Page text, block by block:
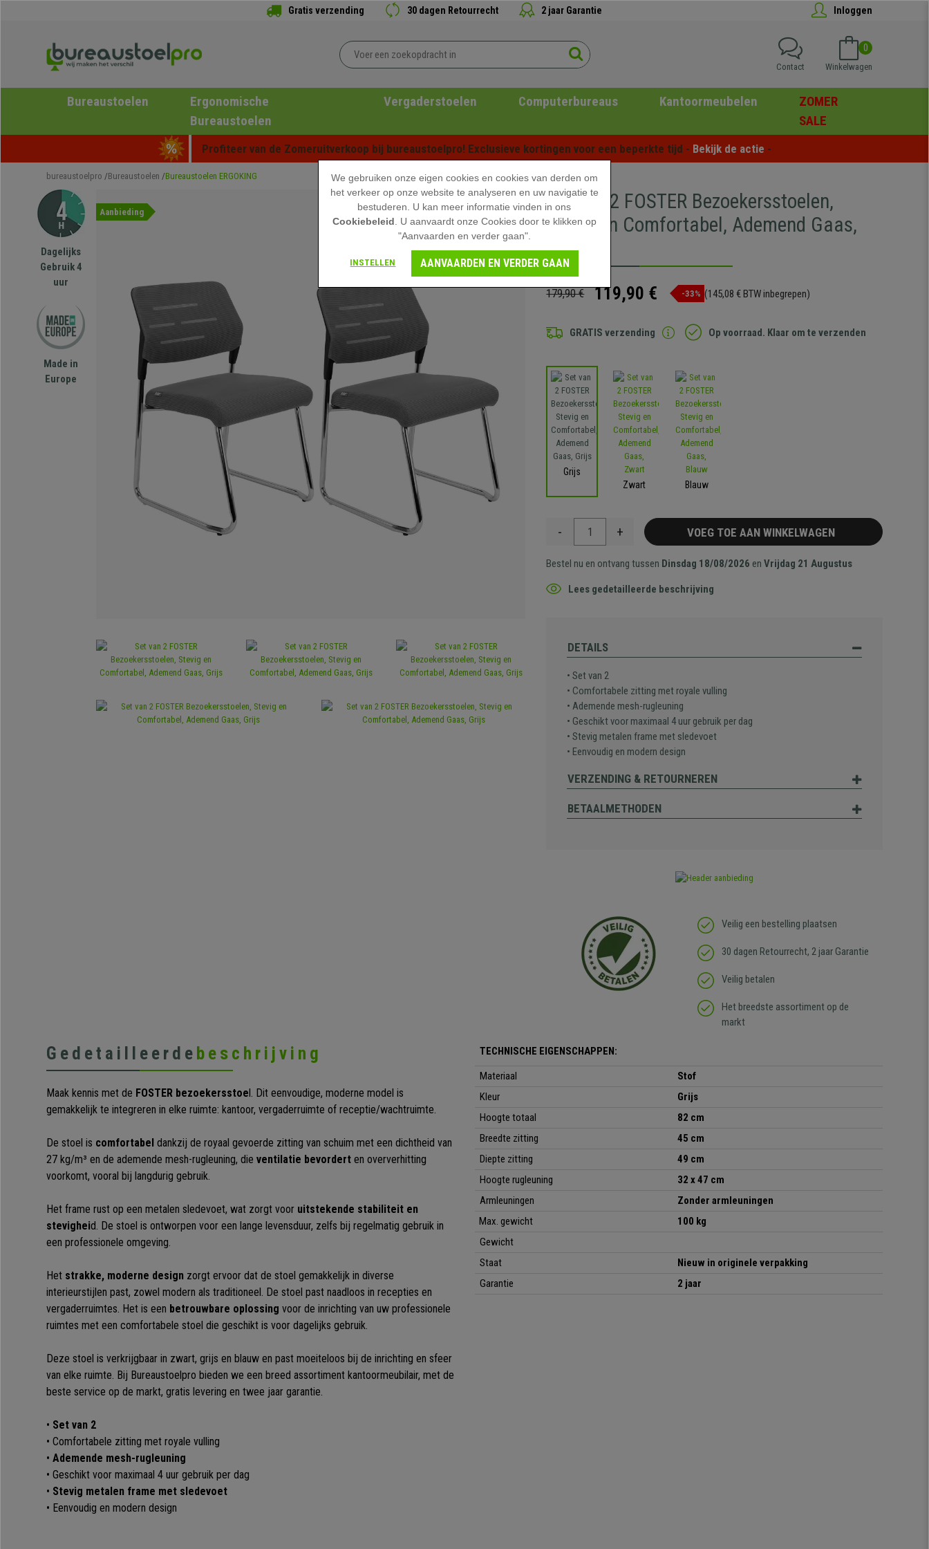
Gratis verzending 30 dagen Retourrecht 2 jaar Garantie Inloggen
0
Winkelwagen
Contact
Bureaustoelen
Ergonomische
Bureaustoelen
Vergaderstoelen Computerbureaus Kantoormeubelen
ZOMER
SALE
Profiteer van de Zomeruitverkoop bij bureaustoelpro! Exclusieve kortingen voor een beperkte tijd - Bekijk de actie -
bureaustoelpro Bureaustoelen Bureaustoelen ERGOKING
Dagelijks
Gebruik 4
uur
Made in
Europe
Aanbieding
Set van 2 FOSTER Bezoekersstoelen,
Stevig en Comfortabel, Ademend Gaas,
Grijs
179,90 € 119,90 € -33% (145,08 € BTW inbegrepen)
GRATIS verzending Op voorraad. Klaar om te verzenden
Grijs
Zwart
Blauw
- + VOEG TOE AAN WINKELWAGEN
Bestel nu en ontvang tussen Dinsdag 18/08/2026 enVrijdag 21 Augustus
Lees gedetailleerde beschrijving
DETAILS
• Set van 2
• Comfortabele zitting met royale vulling
• Ademende mesh-rugleuning
• Geschikt voor maximaal 4 uur gebruik per dag
• Stevig metalen frame met sledevoet
• Eenvoudig en modern design
VERZENDING & RETOURNEREN
BETAALMETHODEN
Veilig een bestelling plaatsen
30 dagen Retourrecht, 2 jaar Garantie
Veilig betalen
Het breedste assortiment op de
markt
Gedetailleerde beschrijving
Maak kennis met de FOSTER bezoekersstoel. Dit eenvoudige, moderne model is
gemakkelijk te integreren in elke ruimte: kantoor, vergaderruimte of receptie/wachtruimte.
De stoel is comfortabel dankzij de royaal gevoerde zitting van schuim met een dichtheid van
27 kg/m³ en de ademende mesh-rugleuning, die ventilatie bevordert en oververhitting
voorkomt, vooral bij langdurig gebruik.
Het frame rust op een metalen sledevoet, wat zorgt voor uitstekende stabiliteit en
stevigheid. De stoel is ontworpen voor een lange levensduur, zelfs bij regelmatig gebruik in
een professionele omgeving.
Het strakke, moderne design zorgt ervoor dat de stoel gemakkelijk in diverse
interieurstijlen past, zowel modern als traditioneel. De stoel past naadloos in recepties en
vergaderruimtes. Het is een betrouwbare oplossing voor de inrichting van uw professionele
ruimtes met een comfortabele stoel die geschikt is voor dagelijks gebruik.
Deze stoel is verkrijgbaar in zwart, grijs en blauw en past moeiteloos bij de inrichting en sfeer
van elke ruimte. Bij Bureaustoelpro bieden we een breed assortiment kantoormeubilair, met de
beste service op de markt, gratis levering en twee jaar garantie.
• Set van 2
• Comfortabele zitting met royale vulling
• Ademende mesh-rugleuning
• Geschikt voor maximaal 4 uur gebruik per dag
• Stevig metalen frame met sledevoet
• Eenvoudig en modern design
TECHNISCHE EIGENSCHAPPEN:
Materiaal
Stof
Kleur
Grijs
Hoogte totaal
82 cm
Breedte zitting
45 cm
Diepte zitting
49 cm
Hoogte rugleuning
32 x 47 cm
Armleuningen
Zonder armleuningen
Max. gewicht
100 kg
Gewicht
Staat
Nieuw in originele verpakking
Garantie
2 jaar
We gebruiken onze eigen cookies en cookies van derden om
het verkeer op onze website te analyseren en uw navigatie te
bestuderen. U kan meer informatie vinden in ons
Cookiebeleid . U aanvaardt onze Cookies door te klikken op
"Aanvaarden en verder gaan".
INSTELLEN AANVAARDEN EN VERDER GAAN